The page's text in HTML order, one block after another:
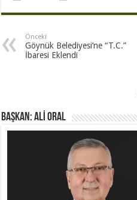
Önceki
Göynük Belediyesi’ne “T.C.”
İbaresi Eklendi
BAŞKAN: ALİ ORAL